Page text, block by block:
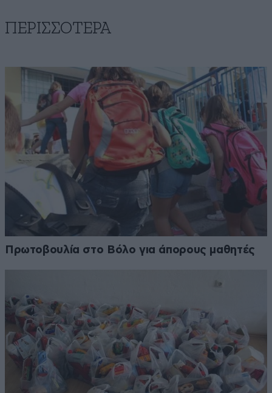
ΠΕΡΙΣΣΟΤΕΡΑ
Πρωτοβουλία στο Βόλο για άπορους μαθητές